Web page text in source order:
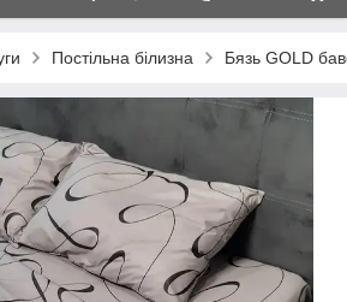
Постільна білизна Бязь GOLD